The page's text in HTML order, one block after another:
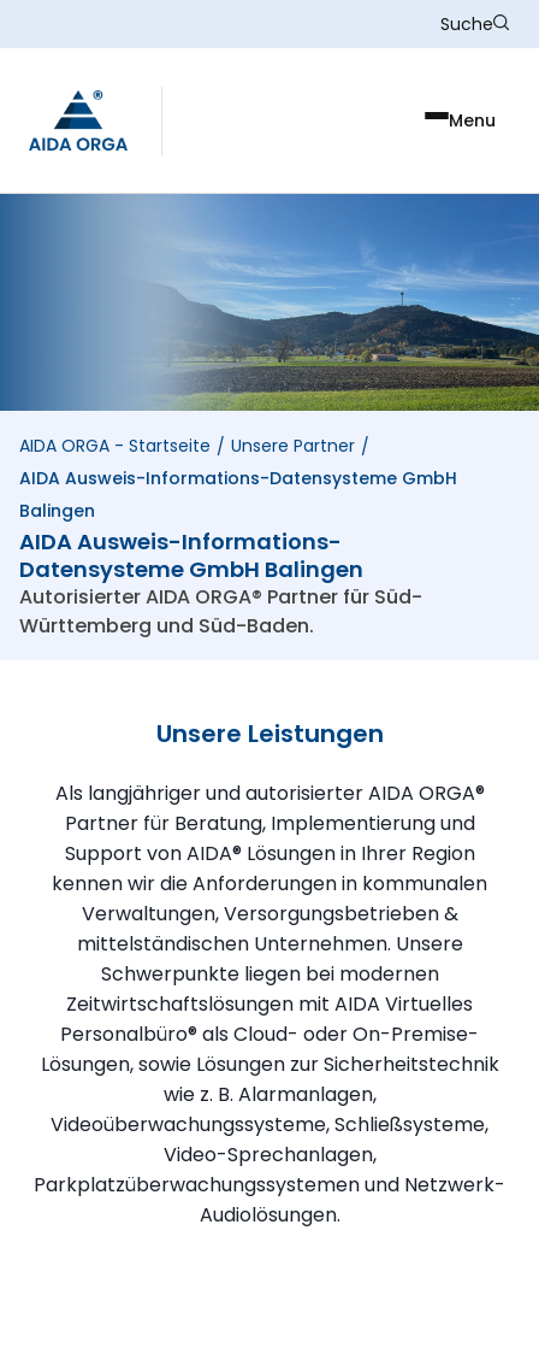
Suche
Menu
AIDA ORGA - Startseite / Unsere Partner /
AIDA Ausweis-Informations-Datensysteme GmbH
Balingen
AIDA Ausweis-Informations-
Datensysteme GmbH Balingen
Autorisierter AIDA ORGA® Partner für Süd-
Württemberg und Süd-Baden.
Unsere Leistungen
Als langjähriger und autorisierter AIDA ORGA®
Partner für Beratung, Implementierung und
Support von AIDA® Lösungen in Ihrer Region
kennen wir die Anforderungen in kommunalen
Verwaltungen, Versorgungsbetrieben &
mittelständischen Unternehmen. Unsere
Schwerpunkte liegen bei modernen
Zeitwirtschaftslösungen mit AIDA Virtuelles
Personalbüro® als Cloud- oder On-Premise-
Lösungen, sowie Lösungen zur Sicherheitstechnik
wie z. B. Alarmanlagen,
Videoüberwachungssysteme, Schließsysteme,
Video-Sprechanlagen,
Parkplatzüberwachungssystemen und Netzwerk-
Audiolösungen.